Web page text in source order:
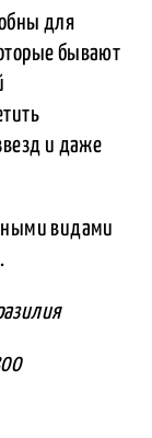
для
бывают
и даже
видами